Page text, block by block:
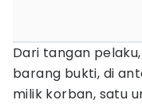
Dari tangan
barang bukti, di
milik korban, satu